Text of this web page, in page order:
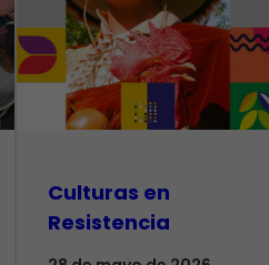
Culturas en
Resistencia